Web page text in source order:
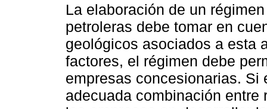
La elaboración de un
petroleras debe tomar en
geológicos asociados a esta
factores, el régimen debe
empresas concesionarias. Si
adecuada combinación entre